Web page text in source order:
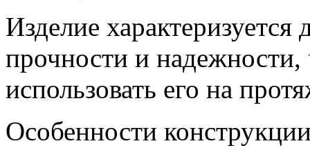
Изделие
прочности и
использовать его на
Особенности